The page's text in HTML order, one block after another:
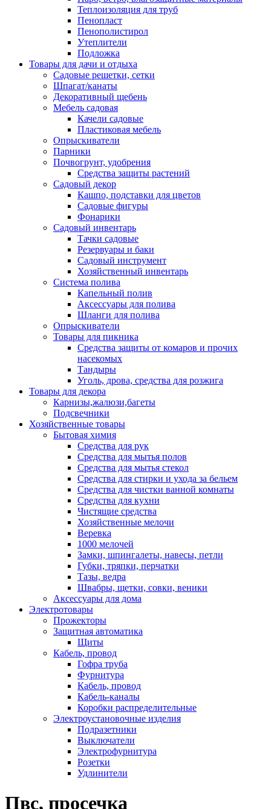
Теплоизоляция для труб
Пенопласт
Пенополистирол
Утеплители
Подложка
Товары для дачи и отдыха
Садовые решетки, сетки
Шпагат/канаты
Декоративный щебень
Мебель садовая
Качели садовые
Пластиковая мебель
Опрыскиватели
Парники
Почвогрунт, удобрения
Средства защиты растений
Садовый декор
Кашпо, подставки для цветов
Садовые фигуры
Фонарики
Садовый инвентарь
Тачки садовые
Резервуары и баки
Садовый инструмент
Хозяйственный инвентарь
Система полива
Капельный полив
Аксессуары для полива
Шланги для полива
Опрыскиватели
Товары для пикника
Средства защиты от комаров и прочих
насекомых
Тандыры
Уголь, дрова, средства для розжига
Товары для декора
Карнизы,жалюзи,багеты
Подсвечники
Хозяйственные товары
Бытовая химия
Средства для рук
Средства для мытья полов
Средства для мытья стекол
Средства для стирки и ухода за бельем
Средства для чистки ванной комнаты
Средства для кухни
Чистящие средства
Хозяйственные мелочи
Веревка
1000 мелочей
Замки, шпингалеты, навесы, петли
Губки, тряпки, перчатки
Тазы, ведра
Швабры, щетки, совки, веники
Аксессуары для дома
Электротовары
Прожекторы
Защитная автоматика
Щиты
Кабель, провод
Гофра труба
Фурнитура
Кабель, провод
Кабель-каналы
Коробки распределительные
Электроустановочные изделия
Подразетники
Выключатели
Электрофурнитура
Розетки
Удлинители
Пвс, просечка